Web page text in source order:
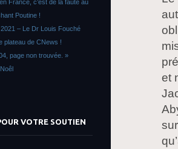
et
France, c’est de la faute au
Poutine !
– Le Dr Louis Fouché
plateau de CNews !
page non trouvée. »
VOTRE SOUTIEN